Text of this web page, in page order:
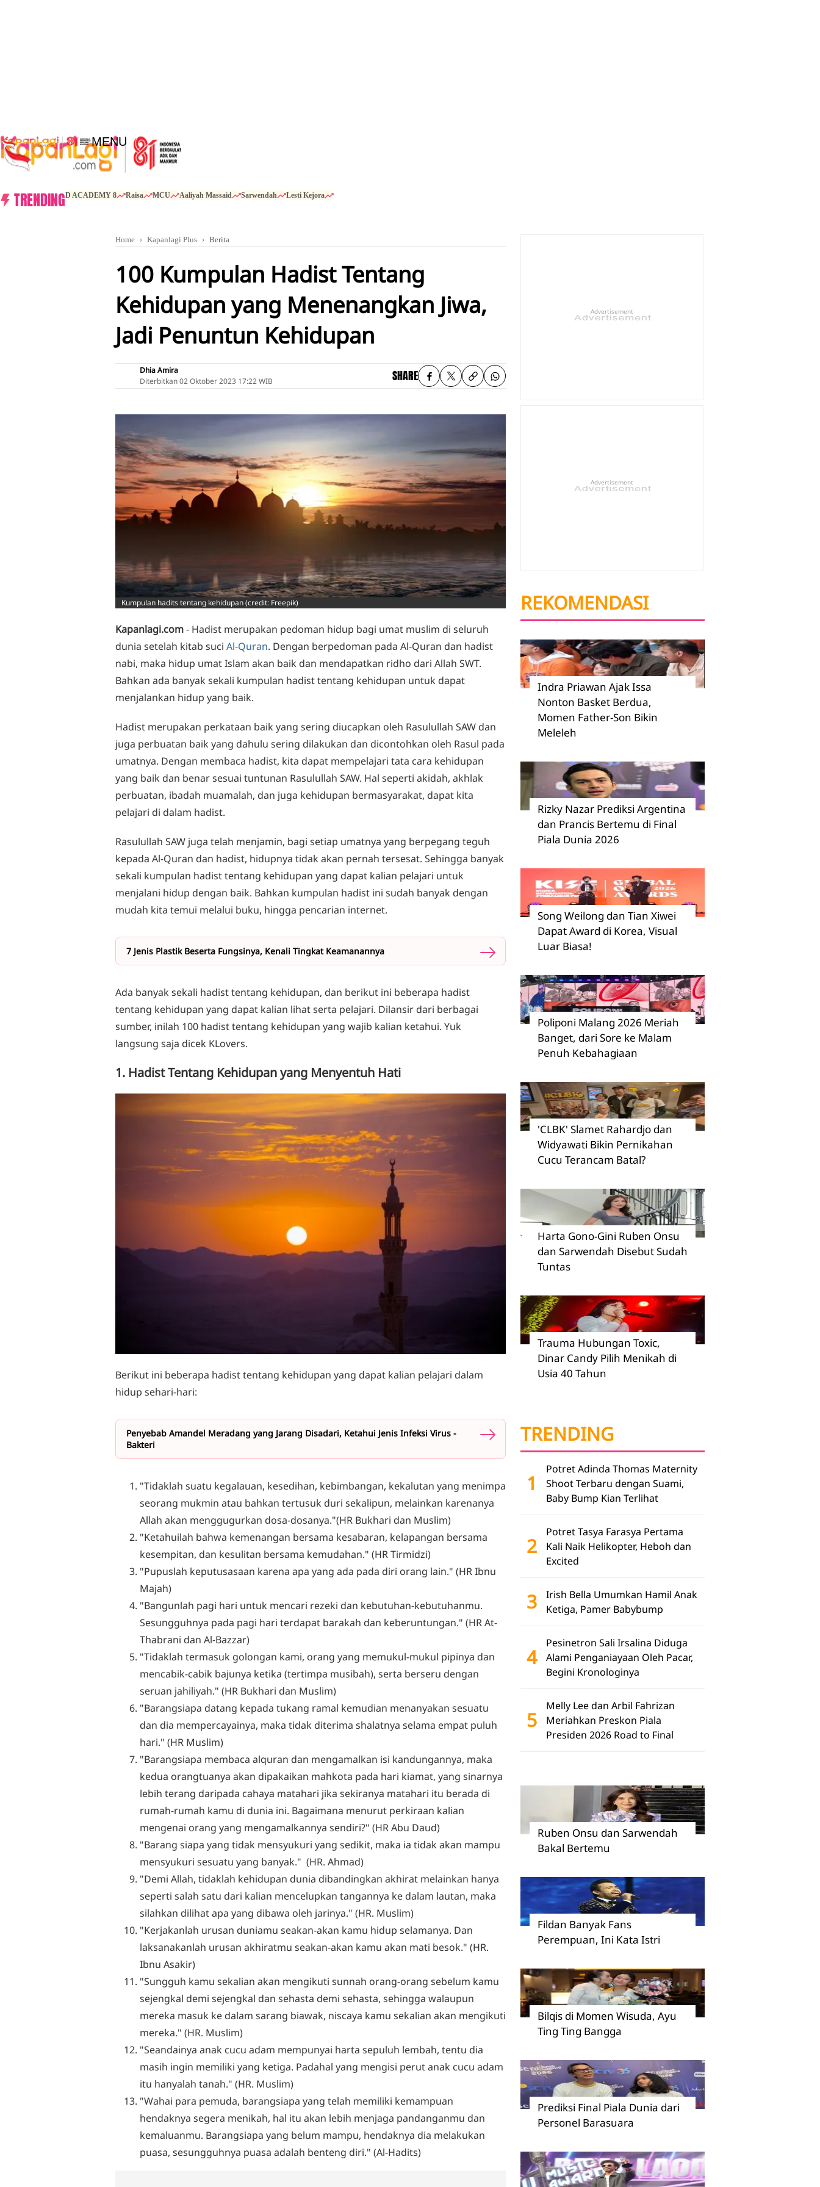
MENU
TRENDINGD ACADEMY 8 Raisa MCU Aaliyah Massaid Sarwendah Lesti Kejora
Home Kapanlagi Plus Berita
100 Kumpulan Hadist Tentang
Kehidupan yang Menenangkan Jiwa,
Jadi Penuntun Kehidupan
Dhia Amira
Diterbitkan02 Oktober 2023 17:22 WIB SHARE
Kumpulan hadits tentang kehidupan (credit: Freepik)
Kapanlagi.com- Hadist merupakan pedoman hidup bagi umat muslim di seluruh
dunia setelah kitab suci Al-Quran. Dengan berpedoman pada Al-Quran dan hadist
nabi, maka hidup umat Islam akan baik dan mendapatkan ridho dari Allah SWT.
Bahkan ada banyak sekali kumpulan hadist tentang kehidupan untuk dapat
menjalankan hidup yang baik.
Hadist merupakan perkataan baik yang sering diucapkan oleh Rasulullah SAW dan
juga perbuatan baik yang dahulu sering dilakukan dan dicontohkan oleh Rasul pada
umatnya. Dengan membaca hadist, kita dapat mempelajari tata cara kehidupan
yang baik dan benar sesuai tuntunan Rasulullah SAW. Hal seperti akidah, akhlak
perbuatan, ibadah muamalah, dan juga kehidupan bermasyarakat, dapat kita
pelajari di dalam hadist.
Rasulullah SAW juga telah menjamin, bagi setiap umatnya yang berpegang teguh
kepada Al-Quran dan hadist, hidupnya tidak akan pernah tersesat. Sehingga banyak
sekali kumpulan hadist tentang kehidupan yang dapat kalian pelajari untuk
menjalani hidup dengan baik. Bahkan kumpulan hadist ini sudah banyak dengan
mudah kita temui melalui buku, hingga pencarian internet.
7 Jenis Plastik Beserta Fungsinya, Kenali Tingkat Keamanannya
Ada banyak sekali hadist tentang kehidupan, dan berikut ini beberapa hadist
tentang kehidupan yang dapat kalian lihat serta pelajari. Dilansir dari berbagai
sumber, inilah 100 hadist tentang kehidupan yang wajib kalian ketahui. Yuk
langsung saja dicek KLovers.
1. Hadist Tentang Kehidupan yang Menyentuh Hati
Berikut ini beberapa hadist tentang kehidupan yang dapat kalian pelajari dalam
hidup sehari-hari:
Penyebab Amandel Meradang yang Jarang Disadari, Ketahui Jenis Infeksi Virus -
Bakteri
"Tidaklah suatu kegalauan, kesedihan, kebimbangan, kekalutan yang menimpa
seorang mukmin atau bahkan tertusuk duri sekalipun, melainkan karenanya
Allah akan menggugurkan dosa-dosanya."(HR Bukhari dan Muslim)
"Ketahuilah bahwa kemenangan bersama kesabaran, kelapangan bersama
kesempitan, dan kesulitan bersama kemudahan." (HR Tirmidzi)
"Pupuslah keputusasaan karena apa yang ada pada diri orang lain." (HR Ibnu
Majah)
"Bangunlah pagi hari untuk mencari rezeki dan kebutuhan-kebutuhanmu.
Sesungguhnya pada pagi hari terdapat barakah dan keberuntungan." (HR At-
Thabrani dan Al-Bazzar)
"Tidaklah termasuk golongan kami, orang yang memukul-mukul pipinya dan
mencabik-cabik bajunya ketika (tertimpa musibah), serta berseru dengan
seruan jahiliyah." (HR Bukhari dan Muslim)
"Barangsiapa datang kepada tukang ramal kemudian menanyakan sesuatu
dan dia mempercayainya, maka tidak diterima shalatnya selama empat puluh
hari." (HR Muslim)
"Barangsiapa membaca alquran dan mengamalkan isi kandungannya, maka
kedua orangtuanya akan dipakaikan mahkota pada hari kiamat, yang sinarnya
lebih terang daripada cahaya matahari jika sekiranya matahari itu berada di
rumah-rumah kamu di dunia ini. Bagaimana menurut perkiraan kalian
mengenai orang yang mengamalkannya sendiri?" (HR Abu Daud)
"Barang siapa yang tidak mensyukuri yang sedikit, maka ia tidak akan mampu
mensyukuri sesuatu yang banyak." (HR. Ahmad)
"Demi Allah, tidaklah kehidupan dunia dibandingkan akhirat melainkan hanya
seperti salah satu dari kalian mencelupkan tangannya ke dalam lautan, maka
silahkan dilihat apa yang dibawa oleh jarinya." (HR. Muslim)
"Kerjakanlah urusan duniamu seakan-akan kamu hidup selamanya. Dan
laksanakanlah urusan akhiratmu seakan-akan kamu akan mati besok." (HR.
Ibnu Asakir)
"Sungguh kamu sekalian akan mengikuti sunnah orang-orang sebelum kamu
sejengkal demi sejengkal dan sehasta demi sehasta, sehingga walaupun
mereka masuk ke dalam sarang biawak, niscaya kamu sekalian akan mengikuti
mereka." (HR. Muslim)
"Seandainya anak cucu adam mempunyai harta sepuluh lembah, tentu dia
masih ingin memiliki yang ketiga. Padahal yang mengisi perut anak cucu adam
itu hanyalah tanah." (HR. Muslim)
"Wahai para pemuda, barangsiapa yang telah memiliki kemampuan
hendaknya segera menikah, hal itu akan lebih menjaga pandanganmu dan
kemaluanmu. Barangsiapa yang belum mampu, hendaknya dia melakukan
puasa, sesungguhnya puasa adalah benteng diri." (Al-Hadits)
Advertisement
Advertisement
REKOMENDASI
Indra Priawan Ajak Issa
Nonton Basket Berdua,
Momen Father-Son Bikin
Meleleh
Rizky Nazar Prediksi Argentina
dan Prancis Bertemu di Final
Piala Dunia 2026
Song Weilong dan Tian Xiwei
Dapat Award di Korea, Visual
Luar Biasa!
Poliponi Malang 2026 Meriah
Banget, dari Sore ke Malam
Penuh Kebahagiaan
'CLBK' Slamet Rahardjo dan
Widyawati Bikin Pernikahan
Cucu Terancam Batal?
Harta Gono-Gini Ruben Onsu
dan Sarwendah Disebut Sudah
Tuntas
Trauma Hubungan Toxic,
Dinar Candy Pilih Menikah di
Usia 40 Tahun
TRENDING
1
Potret Adinda Thomas Maternity
Shoot Terbaru dengan Suami,
Baby Bump Kian Terlihat
2
Potret Tasya Farasya Pertama
Kali Naik Helikopter, Heboh dan
Excited
3
Irish Bella Umumkan Hamil Anak
Ketiga, Pamer Babybump
4
Pesinetron Sali Irsalina Diduga
Alami Penganiayaan Oleh Pacar,
Begini Kronologinya
5
Melly Lee dan Arbil Fahrizan
Meriahkan Preskon Piala
Presiden 2026 Road to Final
Ruben Onsu dan Sarwendah
Bakal Bertemu
Fildan Banyak Fans
Perempuan, Ini Kata Istri
Bilqis di Momen Wisuda, Ayu
Ting Ting Bangga
Prediksi Final Piala Dunia dari
Personel Barasuara